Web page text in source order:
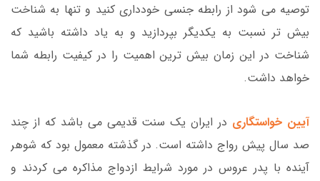
توصیه می شود از رابطه جنسی خودداری کنید و تنها به شناخت
بیش تر نسبت به یکدیگر بپردازید و به یاد داشته باشید که
شناخت در این زمان بیش ترین اهمیت را در کیفیت رابطه شما
خواهد داشت.
آیین خواستگاری در ایران یک سنت قدیمی می باشد که از چند
صد سال پیش رواج داشته است. در گذشته معمول بود که شوهر
آینده با پدر عروس در مورد شرایط ازدواج مذاکره می کردند و